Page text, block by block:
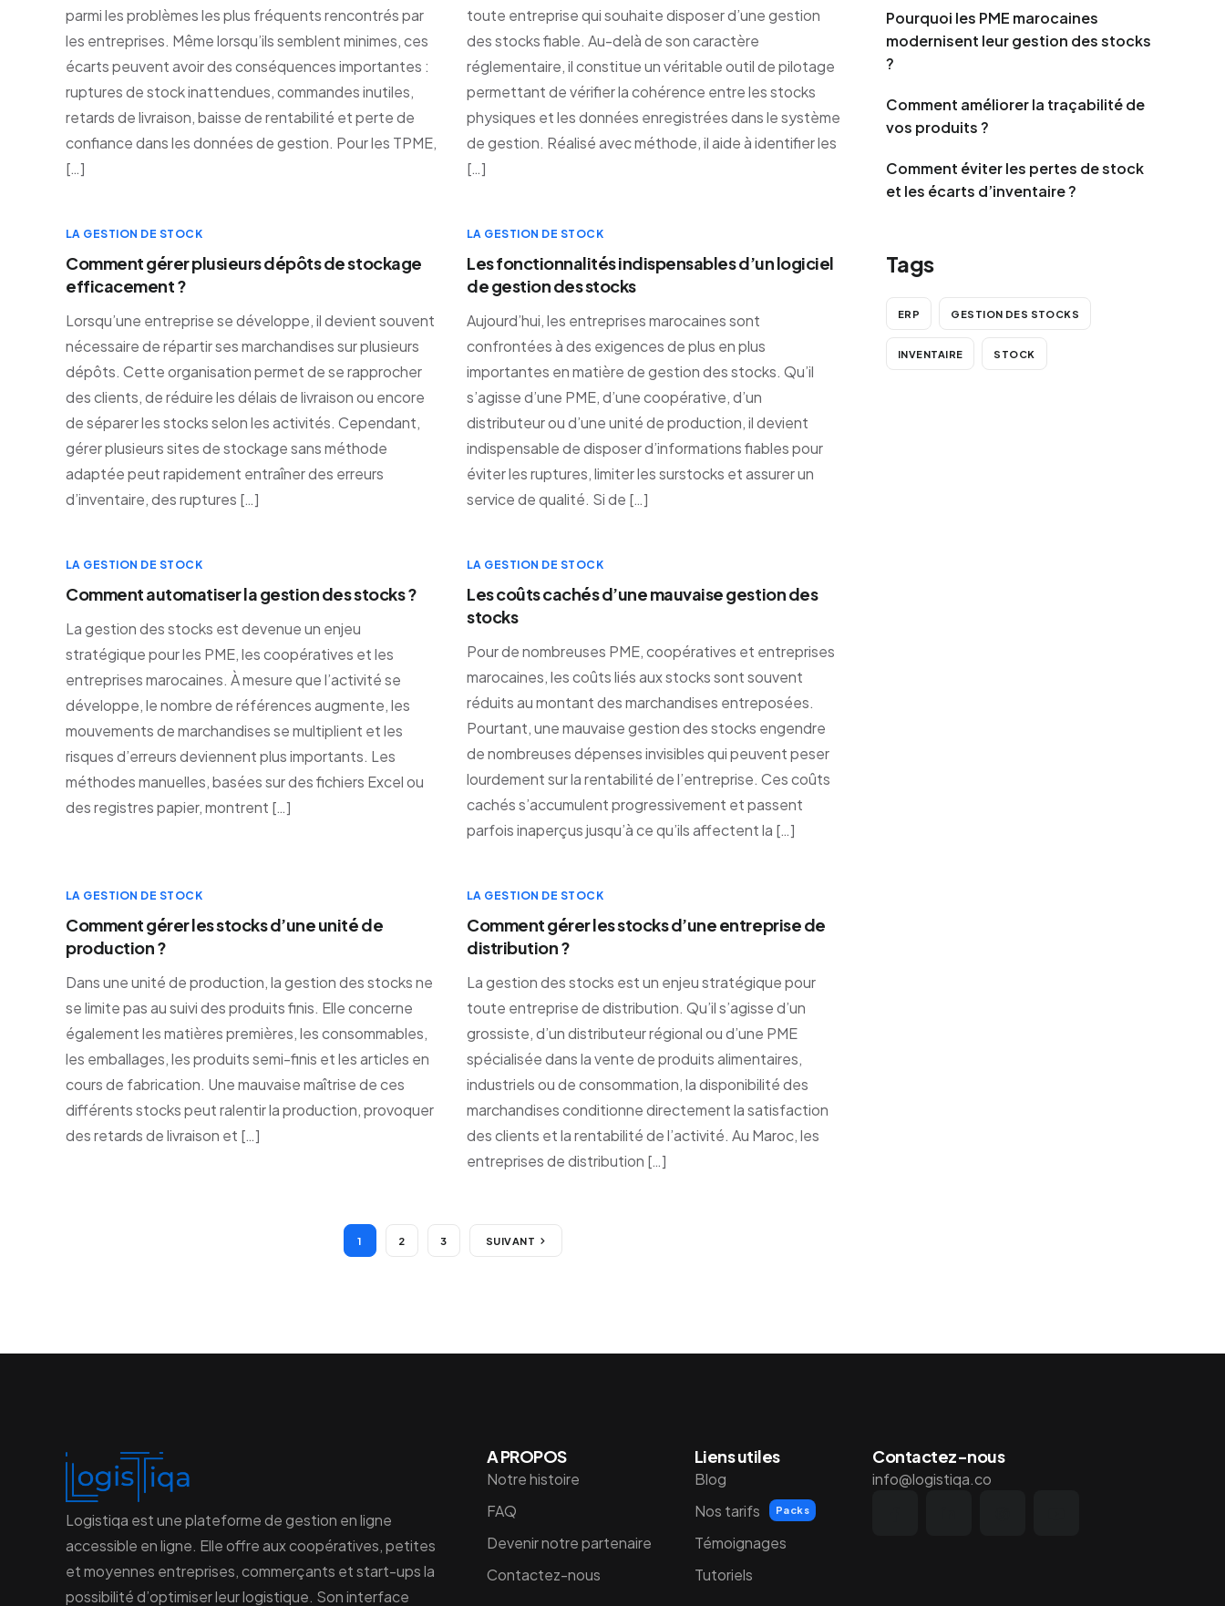
parmi les problèmes les plus fréquents rencontrés par
les entreprises. Même lorsqu’ils semblent minimes, ces
écarts peuvent avoir des conséquences importantes :
ruptures de stock inattendues, commandes inutiles,
retards de livraison, baisse de rentabilité et perte de
confiance dans les données de gestion. Pour les TPME,
[…]
toute entreprise qui souhaite disposer d’une gestion
des stocks fiable. Au-delà de son caractère
réglementaire, il constitue un véritable outil de pilotage
permettant de vérifier la cohérence entre les stocks
physiques et les données enregistrées dans le système
de gestion. Réalisé avec méthode, il aide à identifier les
[…]
LA GESTION DE STOCK
Comment gérer plusieurs dépôts de stockage
efficacement ?
Lorsqu’une entreprise se développe, il devient souvent
nécessaire de répartir ses marchandises sur plusieurs
dépôts. Cette organisation permet de se rapprocher
des clients, de réduire les délais de livraison ou encore
de séparer les stocks selon les activités. Cependant,
gérer plusieurs sites de stockage sans méthode
adaptée peut rapidement entraîner des erreurs
d’inventaire, des ruptures […]
LA GESTION DE STOCK
Les fonctionnalités indispensables d’un logiciel
de gestion des stocks
Aujourd’hui, les entreprises marocaines sont
confrontées à des exigences de plus en plus
importantes en matière de gestion des stocks. Qu’il
s’agisse d’une PME, d’une coopérative, d’un
distributeur ou d’une unité de production, il devient
indispensable de disposer d’informations fiables pour
éviter les ruptures, limiter les surstocks et assurer un
service de qualité. Si de […]
LA GESTION DE STOCK
Comment automatiser la gestion des stocks ?
La gestion des stocks est devenue un enjeu
stratégique pour les PME, les coopératives et les
entreprises marocaines. À mesure que l’activité se
développe, le nombre de références augmente, les
mouvements de marchandises se multiplient et les
risques d’erreurs deviennent plus importants. Les
méthodes manuelles, basées sur des fichiers Excel ou
des registres papier, montrent […]
LA GESTION DE STOCK
Les coûts cachés d’une mauvaise gestion des
stocks
Pour de nombreuses PME, coopératives et entreprises
marocaines, les coûts liés aux stocks sont souvent
réduits au montant des marchandises entreposées.
Pourtant, une mauvaise gestion des stocks engendre
de nombreuses dépenses invisibles qui peuvent peser
lourdement sur la rentabilité de l’entreprise. Ces coûts
cachés s’accumulent progressivement et passent
parfois inaperçus jusqu’à ce qu’ils affectent la […]
LA GESTION DE STOCK
Comment gérer les stocks d’une unité de
production ?
Dans une unité de production, la gestion des stocks ne
se limite pas au suivi des produits finis. Elle concerne
également les matières premières, les consommables,
les emballages, les produits semi-finis et les articles en
cours de fabrication. Une mauvaise maîtrise de ces
différents stocks peut ralentir la production, provoquer
des retards de livraison et […]
LA GESTION DE STOCK
Comment gérer les stocks d’une entreprise de
distribution ?
La gestion des stocks est un enjeu stratégique pour
toute entreprise de distribution. Qu’il s’agisse d’un
grossiste, d’un distributeur régional ou d’une PME
spécialisée dans la vente de produits alimentaires,
industriels ou de consommation, la disponibilité des
marchandises conditionne directement la satisfaction
des clients et la rentabilité de l’activité. Au Maroc, les
entreprises de distribution […]
1 2 3 SUIVANT
Pourquoi les PME marocaines
modernisent leur gestion des stocks
?
Comment améliorer la traçabilité de
vos produits ?
Comment éviter les pertes de stock
et les écarts d’inventaire ?
Tags
ERP GESTION DES STOCKS
INVENTAIRE STOCK
Logistiqa est une plateforme de gestion en ligne
accessible en ligne. Elle offre aux coopératives, petites
et moyennes entreprises, commerçants et start-ups la
possibilité d’optimiser leur logistique. Son interface
A PROPOS
Notre histoire
FAQ
Devenir notre partenaire
Contactez-nous
Liens utiles
Blog
Nos tarifs
Packs
Témoignages
Tutoriels
Contactez-nous
info@logistiqa.co